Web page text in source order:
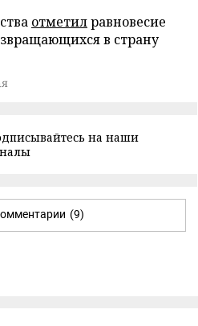
отметилравновесие
в страну
на наши
(9)